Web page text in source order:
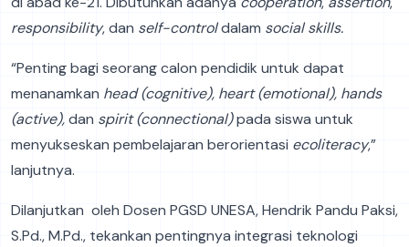
responsibility, dan self-controldalam social skills.
“Penting bagi seorang calon pendidik untuk dapat
menanamkan head (cognitive), heart (emotional), hands
(active),dan spirit (connectional)pada siswa untuk
menyukseskan pembelajaran berorientasi ecoliteracy,”
lanjutnya.
Dilanjutkan oleh Dosen PGSD UNESA, Hendrik Pandu Paksi,
S.Pd., M.Pd., tekankan pentingnya integrasi teknologi